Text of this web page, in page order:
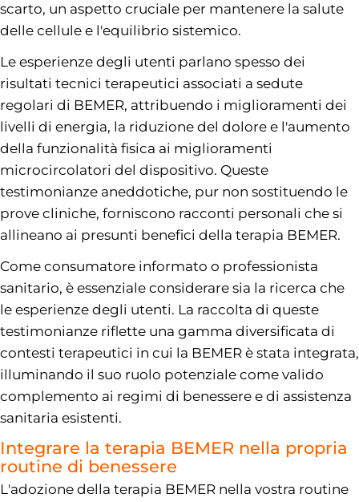
scarto, un aspetto cruciale per mantenere la salute
delle cellule e l'equilibrio sistemico.
Le esperienze degli utenti parlano spesso dei
risultati tecnici terapeutici associati a sedute
regolari di BEMER, attribuendo i miglioramenti dei
livelli di energia, la riduzione del dolore e l'aumento
della funzionalità fisica ai miglioramenti
microcircolatori del dispositivo. Queste
testimonianze aneddotiche, pur non sostituendo le
prove cliniche, forniscono racconti personali che si
allineano ai presunti benefici della terapia BEMER.
Come consumatore informato o professionista
sanitario, è essenziale considerare sia la ricerca che
le esperienze degli utenti. La raccolta di queste
testimonianze riflette una gamma diversificata di
contesti terapeutici in cui la BEMER è stata integrata,
illuminando il suo ruolo potenziale come valido
complemento ai regimi di benessere e di assistenza
sanitaria esistenti.
Integrare la terapia BEMER nella propria
routine di benessere
L'adozione della terapia BEMER nella vostra routine